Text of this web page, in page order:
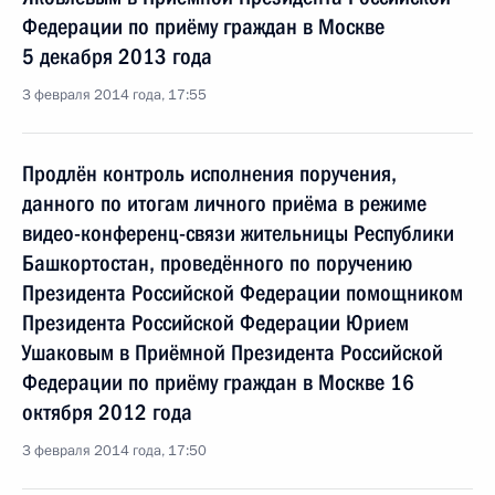
Федерации по приёму граждан в Москве
5 декабря 2013 года
3 февраля 2014 года, 17:55
Продлён контроль исполнения поручения,
данного по итогам личного приёма в режиме
видео-конференц-связи жительницы Республики
Башкортостан, проведённого по поручению
Президента Российской Федерации помощником
Президента Российской Федерации Юрием
Ушаковым в Приёмной Президента Российской
Федерации по приёму граждан в Москве 16
октября 2012 года
3 февраля 2014 года, 17:50